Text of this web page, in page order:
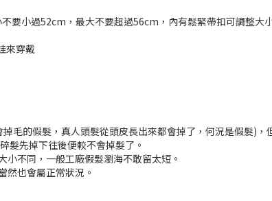
要小過52cm，最大不要超過56cm，內有鬆緊帶扣可調整大
來穿戴
毛的假髮，真人頭髮從頭皮長出來都會掉了，何況是假髮)
髮先掉下往後便較不會掉髮了。
不同，一般工廠假髮瀏海不敢留太短。
然也會屬正常狀況。